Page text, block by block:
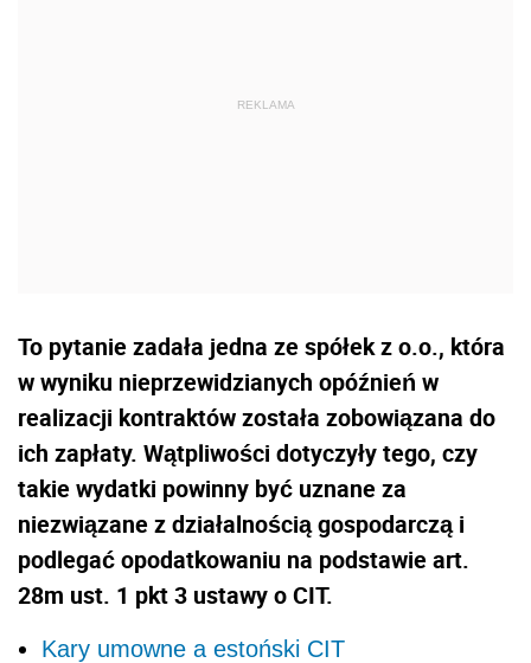
To pytanie zadała jedna ze spółek z o.o., która
w wyniku nieprzewidzianych opóźnień w
realizacji kontraktów została zobowiązana do
ich zapłaty. Wątpliwości dotyczyły tego, czy
takie wydatki powinny być uznane za
niezwiązane z działalnością gospodarczą i
podlegać opodatkowaniu na podstawie art.
28m ust. 1 pkt 3 ustawy o CIT.
Kary umowne a estoński CIT